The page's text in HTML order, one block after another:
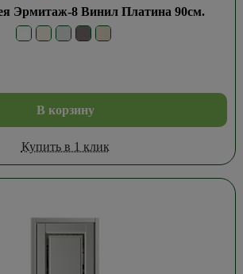
Эрмитаж-8 Винил Платина 90см.
В корзину
Купить в 1 клик